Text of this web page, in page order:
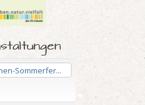
Sommerfer...